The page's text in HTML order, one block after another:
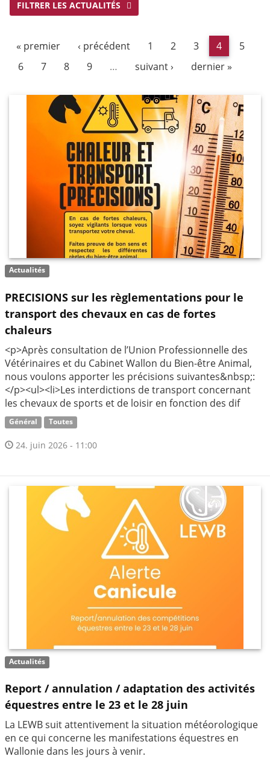
FILTRER LES ACTUALITÉS
« premier ‹ précédent 1 2 3 4
5
6
7 8 9 … suivant › dernier »
Actualités
PRECISIONS sur les règlementations pour le
transport des chevaux en cas de fortes
chaleurs
<p>Après consultation de l’Union Professionnelle des
Vétérinaires et du Cabinet Wallon du Bien-être Animal,
nous voulons apporter les précisions suivantes&nbsp;:
</p><ul><li>Les interdictions de transport concernant
les chevaux de sports et de loisir en fonction des dif
Général Toutes
24. juin 2026 - 11:00
Actualités
Report / annulation / adaptation des activités
équestres entre le 23 et le 28 juin
La LEWB suit attentivement la situation météorologique
en ce qui concerne les manifestations équestres en
Wallonie dans les jours à venir.